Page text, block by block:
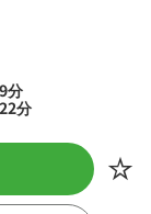
分
分